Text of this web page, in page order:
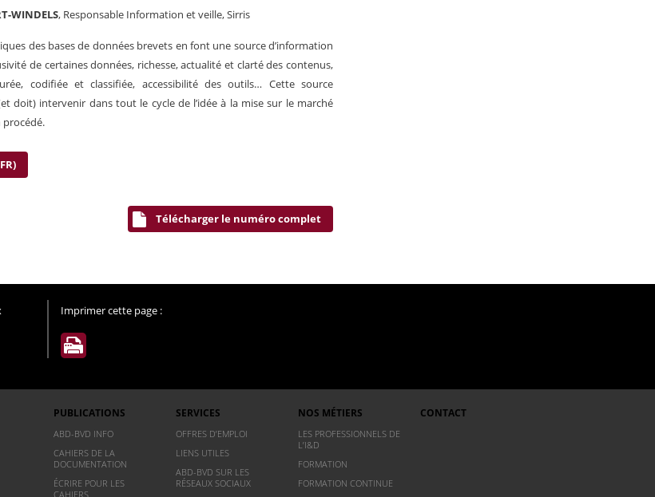
WINDELS, Responsable Information et veille, Sirris
des bases de données brevets en font une source d’information
de certaines données, richesse, actualité et clarté des contenus,
codifiée et classifiée, accessibilité des outils… Cette source
doit) intervenir dans tout le cycle de l’idée à la mise sur le marché
procédé.
Télécharger le numéro complet
Imprimer cette page :
PUBLICATIONS
ABD-BVD INFO
CAHIERS DE LA
DOCUMENTATION
ÉCRIRE POUR LES
CAHIERS
SERVICES
OFFRES D’EMPLOI
LIENS UTILES
ABD-BVD SUR LES
RÉSEAUX SOCIAUX
NOS MÉTIERS
LES PROFESSIONNELS DE
L’I&D
FORMATION
FORMATION CONTINUE
CONTACT